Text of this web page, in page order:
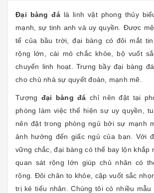
Đại bàng đálà linh vật phong thủy
mạnh, sự tinh anh và uy quyền. Được
tể của bầu trời, đại bàng có đôi mắt
rộng lớn, cái mỏ chắc khỏe, bộ vuốt
chuyển linh hoạt. Trưng bầy đại bàng
cho chủ nhà sự quyết đoán, mạnh mẽ.
Tượng đại bàng đá chỉ nên đặt tại
phòng làm việc thể hiện sự uy quyền,
nên đặt trong phòng ngủ bởi sự mạnh
ảnh hưởng đến giấc ngủ của bạn. Với
vững chắc, đại bàng có thể bay lộn khắp
quan sát rộng lớn giúp chủ nhân có
rộng. Đôi chân to khỏe, cặp vuốt sắc
trị kẻ tiểu nhân. Chúng tôi có nhiều mẫu